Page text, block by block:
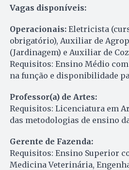
Vagas disponíveis:
Operacionais: Eletricista
obrigatório), Auxiliar de
(Jardinagem) e Auxiliar de
Requisitos: Ensino Médio
na função e disponibilidade
Professor(a) de Artes:
Requisitos: Licenciatura em
das metodologias de ensino
Gerente de Fazenda:
Requisitos: Ensino Superior
Medicina Veterinária,